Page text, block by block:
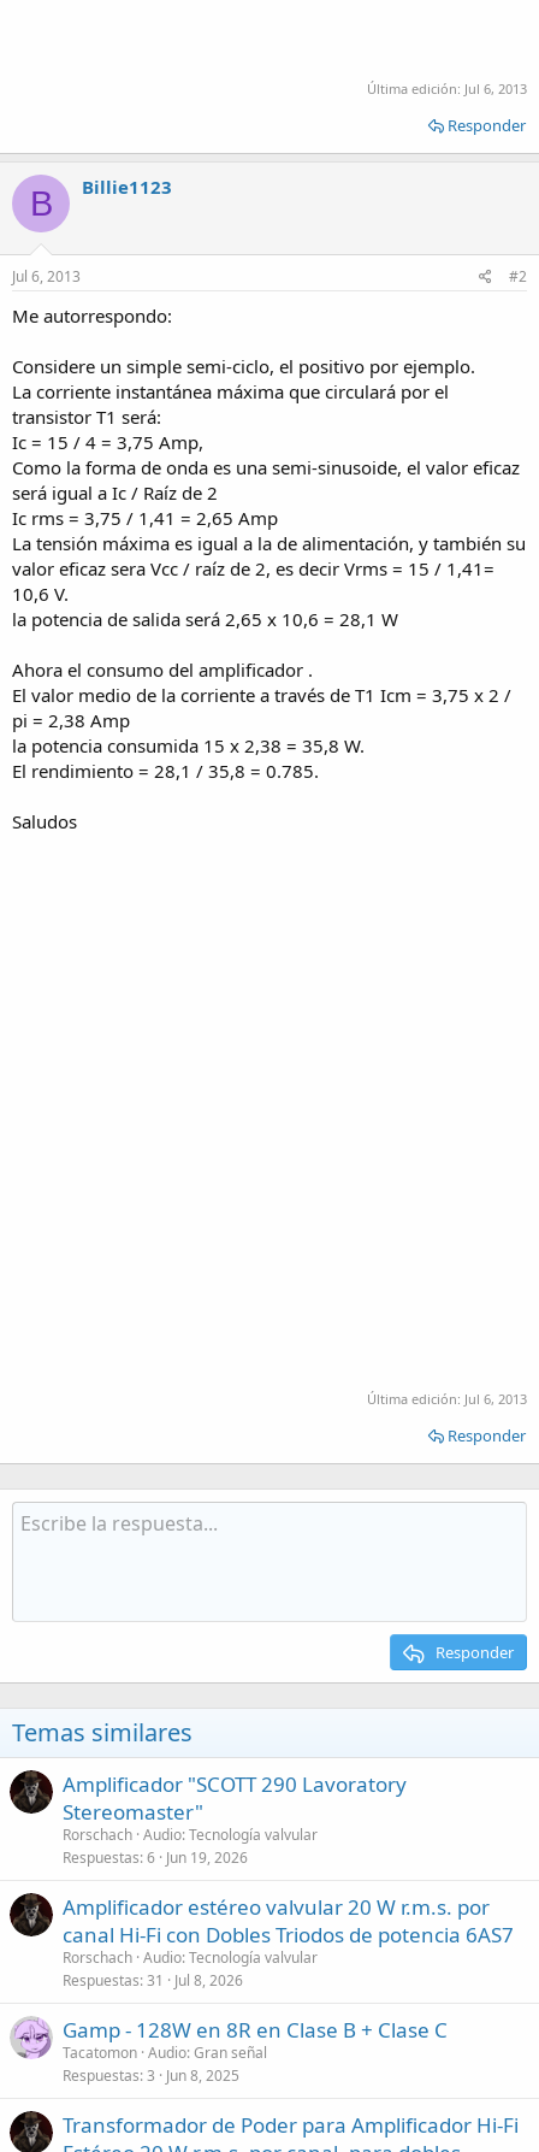
Última edición: Jul 6, 2013
Responder
B Billie1123
Jul 6, 2013 #2
Me autorrespondo:
Considere un simple semi-ciclo, el positivo por ejemplo.
La corriente instantánea máxima que circulará por el
transistor T1 será:
Ic = 15 / 4 = 3,75 Amp,
Como la forma de onda es una semi-sinusoide, el valor eficaz
será igual a Ic / Raíz de 2
Ic rms = 3,75 / 1,41 = 2,65 Amp
La tensión máxima es igual a la de alimentación, y también su
valor eficaz sera Vcc / raíz de 2, es decir Vrms = 15 / 1,41=
10,6 V.
la potencia de salida será 2,65 x 10,6 = 28,1 W
Ahora el consumo del amplificador .
El valor medio de la corriente a través de T1 Icm = 3,75 x 2 /
pi = 2,38 Amp
la potencia consumida 15 x 2,38 = 35,8 W.
El rendimiento = 28,1 / 35,8 = 0.785.
Saludos
Última edición: Jul 6, 2013
Responder
Responder
Temas similares
Amplificador "SCOTT 290 Lavoratory
Stereomaster"
Rorschach Audio: Tecnología valvular
Respuestas 6 Jun 19, 2026
Amplificador estéreo valvular 20 W r.m.s. por
canal Hi-Fi con Dobles Triodos de potencia 6AS7
Rorschach Audio: Tecnología valvular
Respuestas 31 Jul 8, 2026
Gamp - 128W en 8R en Clase B + Clase C
Tacatomon Audio: Gran señal
Respuestas 3 Jun 8, 2025
Transformador de Poder para Amplificador Hi-Fi